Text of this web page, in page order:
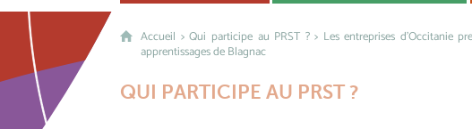
Accueil >Qui participe au PRST ?> Les entreprises d'Occitanie
apprentissages de Blagnac
QUI PARTICIPE AU PRST ?